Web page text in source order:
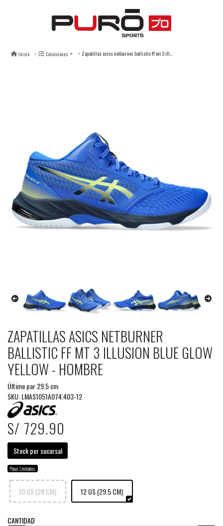
Inicio Colecciones Zapatillas asics netburner ballistic ff mt 3 illusion blue glow yellow - hombre
ZAPATILLAS ASICS NETBURNER
BALLISTIC FF MT 3 ILLUSION BLUE GLOW
YELLOW - HOMBRE
Último par 29.5 cm
SKU: LMAS1051A074.403-12
S/ 729.90
Stock por sucursal
Pocas Unidades.
10 US (28 CM) 12 US (29.5 CM)
CANTIDAD